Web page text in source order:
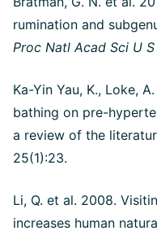
rumination and
Proc Natl Acad Sci U S
Ka-Yin Yau, K., Loke,
bathing on pre-
a review of the
25(1):23.
Li, Q. et al. 2008.
increases human